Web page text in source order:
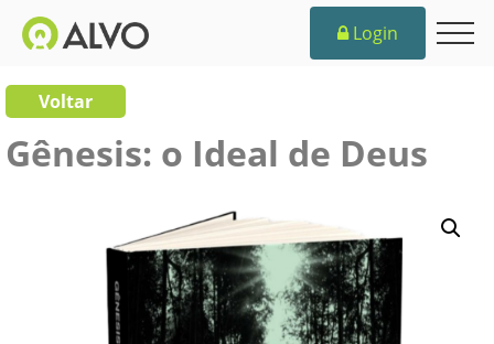
Login
Voltar
Gênesis: o Ideal de Deus